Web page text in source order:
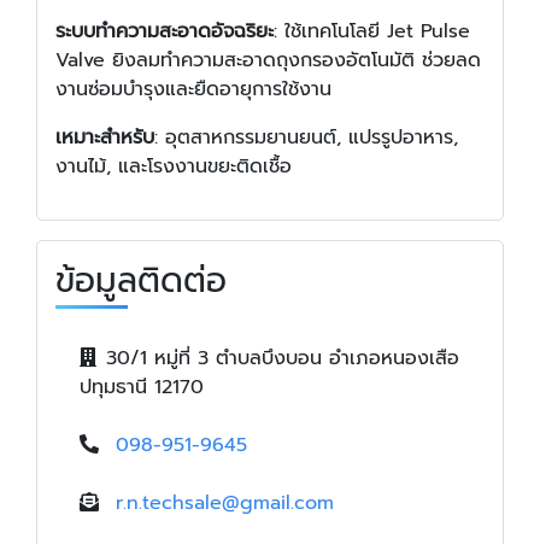
ระบบทำความสะอาดอัจฉริยะ: ใช้เทคโนโลยี Jet Pulse
Valve ยิงลมทำความสะอาดถุงกรองอัตโนมัติ ช่วยลด
งานซ่อมบำรุงและยืดอายุการใช้งาน
เหมาะสำหรับ: อุตสาหกรรมยานยนต์, แปรรูปอาหาร,
งานไม้, และโรงงานขยะติดเชื้อ
ข้อมูลติดต่อ
30/1 หมู่ที่ 3 ตำบลบึงบอน อำเภอหนองเสือ
ปทุมธานี 12170
098-951-9645
r.n.techsale@gmail.com